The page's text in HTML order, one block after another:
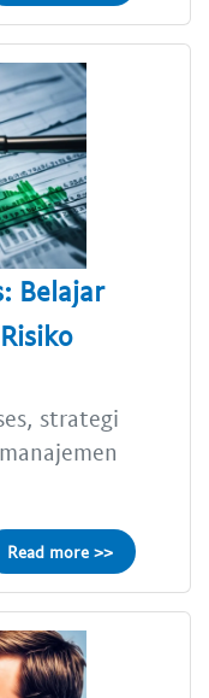
Belajar
strategi
Read more >>